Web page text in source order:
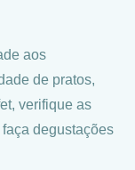
aos
de pratos,
verifique as
degustações